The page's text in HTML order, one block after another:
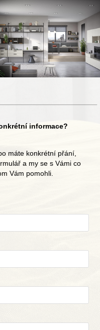
informace?
máte konkrétní přání,
a my se s Vámi co
Vám pomohli.